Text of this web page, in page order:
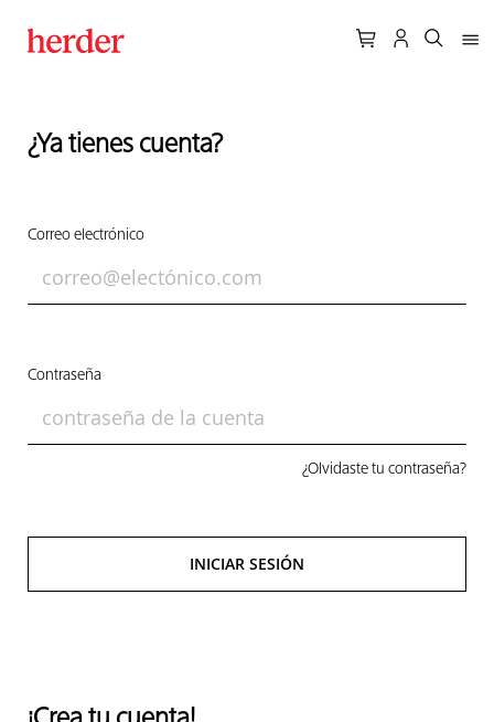
¿Ya tienes cuenta?
Correo electrónico
Contraseña
¿Olvidaste tu contraseña?
INICIAR SESIÓN